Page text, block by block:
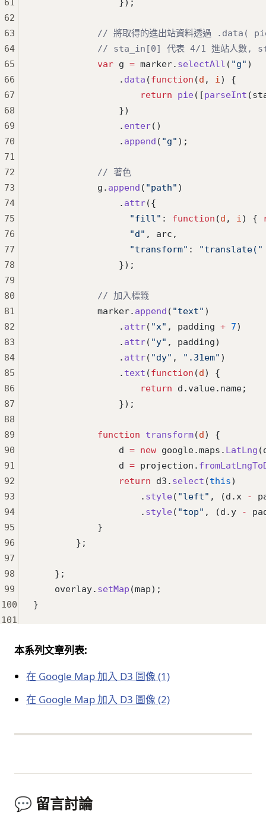
                });
// 將取得的進出站資料透過 .data(
// sta_in[0] 代表 4/1 進站人數,
            var
g = marker. selectAll ( "g" )
                .
data (function (d , i) {
                    return
pie([parseInt
                })
                .
enter()
                .
append ( "g" );
            // 著色
            g.
append ( "path" )
                .
attr({
                  "fill"
: function (d , i) {
                  "d"
, arc,
                  "transform"
: "translate("
                });
            // 加入標籤
            marker.
append ( "text" )
                .
attr( "x" , padding + 7)
                .
attr( "y" , padding)
                .
attr( "dy" , ".31em" )
                .
text (function (d) {
                    return
d.value.name;
                });
            function
transform(d) {
                d
= new google.maps. LatLng
                d
= projection.
                return
d3. select (this)
                    .
style( "left" , (d.x -
                    .
style( "top" , (d.y -
            }
        };
    };
    overlay.
setMap (map);
}
61
62
63
64
65
66
67
68
69
70
71
72
73
74
75
76
77
78
79
80
81
82
83
84
85
86
87
88
89
90
91
92
93
94
95
96
97
98
99
100
101
本系列文章列表:
在 Google Map 加入 D3 圖像 (1)
在 Google Map 加入 D3 圖像 (2)
💬 留言討論